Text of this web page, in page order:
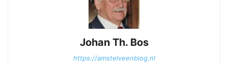
Johan Th. Bos
https://amstelveenblog.nl